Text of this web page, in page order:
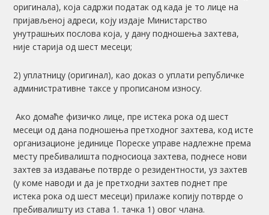
оригинала), која садржи податак од када је то лице на
пријављеној адреси, коју издаје Министарство
унутрашњих послова која, у дану подношења захтева,
није старија од шест месеци;
2) уплатницу (оригинал), као доказ о уплати републичке
административне таксе у прописаном износу.
Ако домаће физичко лице, пре истека рока од шест
месеци од дана подношења претходног захтева, код исте
организационе јединице Пореске управе надлежне према
месту пребивалишта подносиоца захтева, поднесе нови
захтев за издавање потврде о резидентности, уз захтев
(у коме наводи и да је претходни захтев поднет пре
истека рока од шест месеци) прилаже копију потврде о
пребивалишту из става 1. тачка 1) овог члана.